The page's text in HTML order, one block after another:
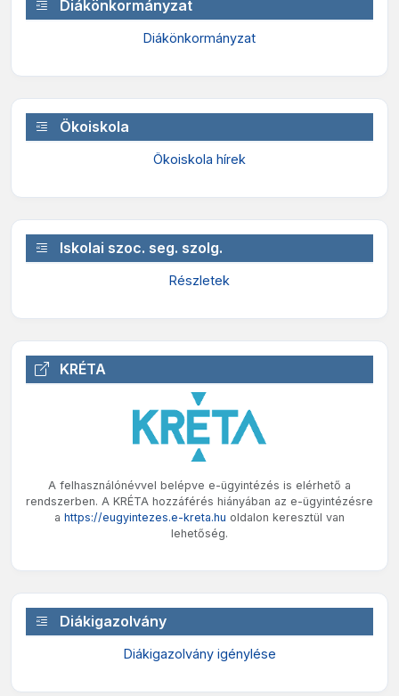
Diákönkormányzat
Diákönkormányzat
Ökoiskola
Ökoiskola hírek
Iskolai szoc. seg. szolg.
Részletek
KRÉTA
A felhasználónévvel belépve e-ügyintézés is elérhető a
rendszerben. A KRÉTA hozzáférés hiányában az e-ügyintézésre
a https://eugyintezes.e-kreta.hu oldalon keresztül van
lehetőség.
Diákigazolvány
Diákigazolvány igénylése